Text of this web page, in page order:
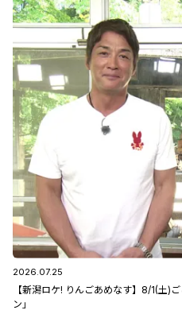
2026.07.25
【新潟ロケ! りんごあめなす】8/1(土
ン」